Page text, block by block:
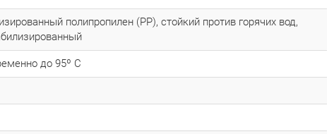
полипропилен (РР), стойкий против горячих вод,
до 95º С